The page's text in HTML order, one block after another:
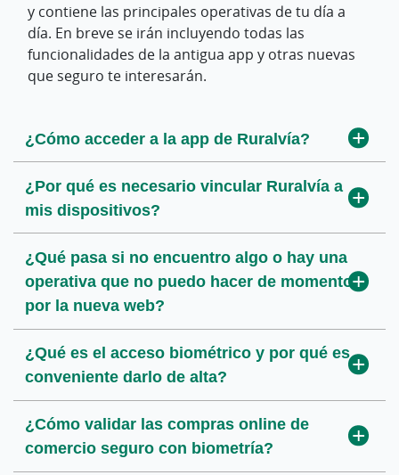
y contiene las principales operativas de tu día a
día. En breve se irán incluyendo todas las
funcionalidades de la antigua app y otras nuevas
que seguro te interesarán.
¿Cómo acceder a la app de Ruralvía?
¿Por qué es necesario vincular Ruralvía a
mis dispositivos?
¿Qué pasa si no encuentro algo o hay una
operativa que no puedo hacer de momento
por la nueva web?
¿Qué es el acceso biométrico y por qué es
conveniente darlo de alta?
¿Cómo validar las compras online de
comercio seguro con biometría?